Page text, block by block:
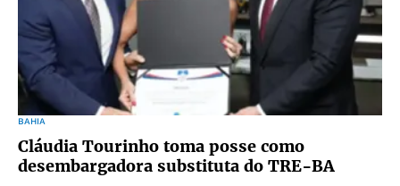
BAHIA
Cláudia Tourinho toma posse como
desembargadora substituta do TRE-BA